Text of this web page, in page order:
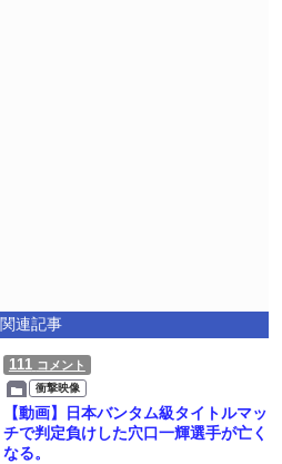
関連記事
111 コメント
衝撃映像
【動画】日本バンタム級タイトルマッ
チで判定負けした穴口一輝選手が亡く
なる。